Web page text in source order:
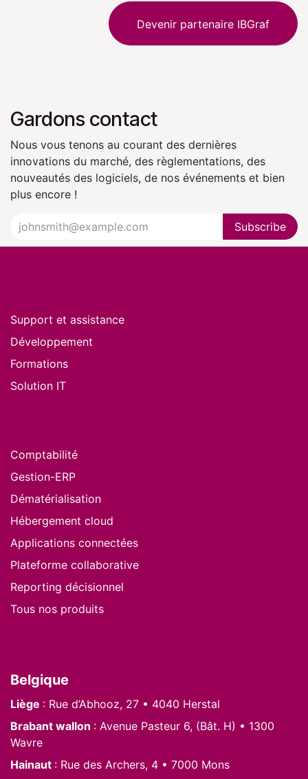
Devenir partenaire IBGraf
Gardons contact
Nous vous tenons au courant des dernières
innovations du marché, des règlementations, des
nouveautés des logiciels, de nos événements et bien
plus encore !
Subscribe
Support et assistance
Développement
Formations
Solution IT
Comptabilité
Gestion-ERP
Dématérialisation
Hébergement cloud
Applications connectées
Plateforme collaborative
Reporting décisionnel
Tous nos produits
Belgique
Liège : Rue d’Abhooz, 27 • 4040 Herstal
Brabant wallon : Avenue Pasteur 6, (Bât. H) • 1300
Wavre
Hainaut : Rue des Archers, 4 • 7000 Mons